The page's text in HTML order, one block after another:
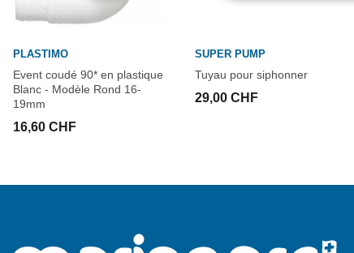
PLASTIMO
Event coudé 90* en plastique
Blanc - Modèle Rond 16-
19mm
16,60 CHF
SUPER PUMP
Tuyau pour siphonner
29,00 CHF